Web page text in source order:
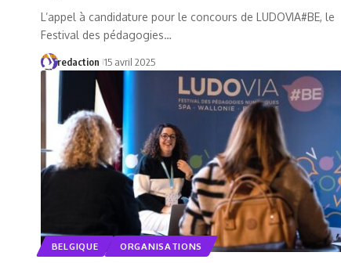
L’appel à candidature pour le concours de LUDOVIA#BE, le
Festival des pédagogies…
redaction 15 avril 2025
BELGIQUE ORGANISATIONS